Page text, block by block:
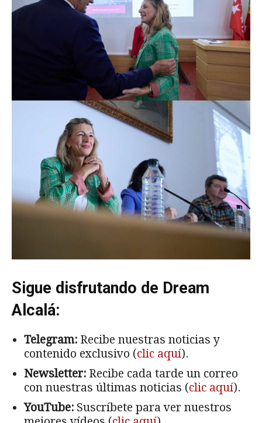
Sigue disfrutando de Dream
Alcalá:
Telegram: Recibe nuestras noticias y
contenido exclusivo (clic aquí).
Newsletter: Recibe cada tarde un correo
con nuestras últimas noticias (clic aquí).
YouTube: Suscríbete para ver nuestros